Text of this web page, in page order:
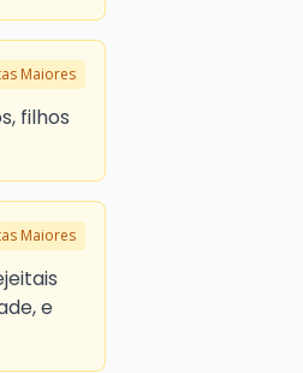
Maiores
filhos
Maiores
e